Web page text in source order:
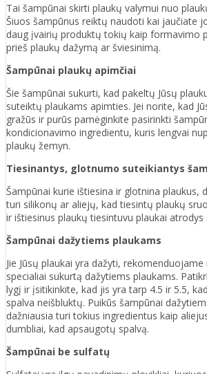
Tai šampūnai skirti plaukų valymui nuo
Šiuos šampūnus reiktų naudoti kai jaučiate
daug įvairių produktų tokių kaip formavimo
prieš plaukų dažymą ar šviesinimą.
Šampūnai plaukų apimčiai
Šie šampūnai sukurti, kad pakeltų Jūsų
suteiktų plaukams apimties. Jei norite, kad
gražūs ir purūs pamėginkite pasirinkti
kondicionavimo ingredientu, kuris lengvai
plaukų žemyn.
Tiesinantys, glotnumo suteikiantys
Šampūnai kurie ištiesina ir glotnina plaukus,
turi silikonų ar aliejų, kad tiesintų plaukų
ir ištiesinus plaukų tiesintuvu plaukai atrodys
Šampūnai dažytiems plaukams
Jie Jūsų plaukai yra dažyti,
specialiai sukurtą dažytiems plaukams.
lygį ir įsitikinkite, kad jis yra tarp 4.5 ir 5.5,
spalva neišbluktų. Puikūs šampūnai
dažniausia turi tokius ingredientus kaip
dumbliai, kad apsaugotų spalvą.
Šampūnai be sulfatų